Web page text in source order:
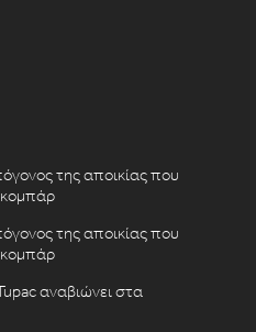
της αποικίας που
της αποικίας που
αναβιώνει στα